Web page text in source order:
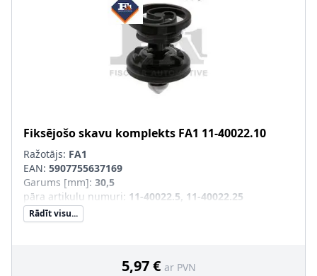
Fiksējošo skavu komplekts FA1 11-40022.10
Ražotājs: FA1
EAN: 5907755637169
Garums [mm]: 30,5
pāra artikulu numuri: 11-40022.5, 11-40022.25
Rādīt visu...
5,97 € ar PVN